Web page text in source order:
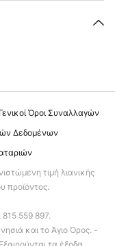
Γενικοί Όροι Συναλλαγών
Δεδομένων
τιμή λιανικής
προϊόντος.
815 559 897.
και το Άγιο Όρος. -